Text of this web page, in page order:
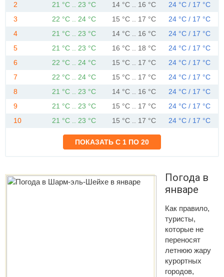
2
21 °C .. 23 °C 14 °C .. 16 °C
24 °C / 17 °C
3
22 °C .. 24 °C 15 °C .. 17 °C
24 °C / 17 °C
4
21 °C .. 23 °C 14 °C .. 16 °C
24 °C / 17 °C
5
21 °C .. 23 °C 16 °C .. 18 °C
24 °C / 17 °C
6
22 °C .. 24 °C 15 °C .. 17 °C
24 °C / 17 °C
7
22 °C .. 24 °C 15 °C .. 17 °C
24 °C / 17 °C
8
21 °C .. 23 °C 14 °C .. 16 °C
24 °C / 17 °C
9
21 °C .. 23 °C 15 °C .. 17 °C
24 °C / 17 °C
10
21 °C .. 23 °C 15 °C .. 17 °C 24 °C / 17 °C
Погода в
январе
Как правило,
туристы,
которые не
переносят
летнюю жару
курортных
городов,